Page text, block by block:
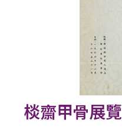
棪齋甲骨展覽